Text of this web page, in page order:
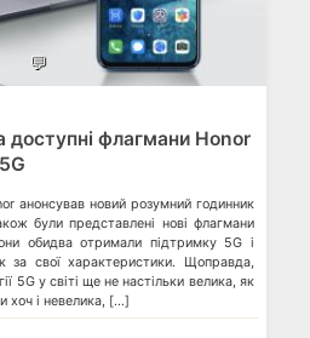
💬
доступні флагмани Honor
анонсував новий розумний годинник
були представлені нові флагмани
обидва отримали підтримку 5G і
за свої характеристики. Щоправда,
5G у світі ще не настільки велика, як
хоч і невелика, […]